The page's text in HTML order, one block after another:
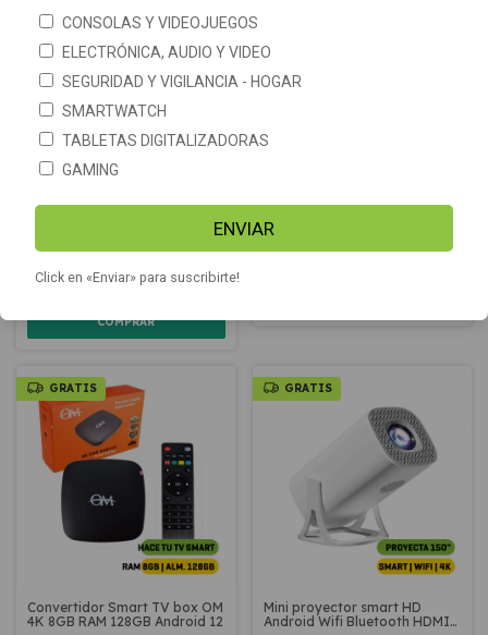
Mini Teclado Wireless Tv
17%OFF
$16.390 $19.700
Convertidor Smart Onn Stick
$112.990
GRATIS
Convertidor Smart TV box OM
4K 8GB RAM 128GB Android 12
GRATIS
Mini proyector smart HD
Android Wifi Bluetooth HDMI
CONSOLAS Y VIDEOJUEGOS
ELECTRÓNICA, AUDIO Y VIDEO
SEGURIDAD Y VIGILANCIA - HOGAR
SMARTWATCH
TABLETAS DIGITALIZADORAS
GAMING
ENVIAR
Click en «Enviar» para suscribirte!